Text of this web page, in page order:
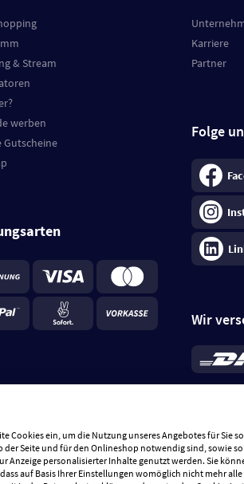
& Stream
werben
Gutscheine
Karriere
Partner
Folge
Wir
*Standard
je
Cookies ein, um die Nutzung unseres Angebotes für Sie
der Seite und für den Onlineshop notwendig sind, sowie
Anzeige personalisierter Inhalte genutzt werden. Sie
auf Basis Ihrer Einstellungen womöglich nicht mehr